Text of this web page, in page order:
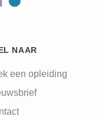
NAAR
een opleiding